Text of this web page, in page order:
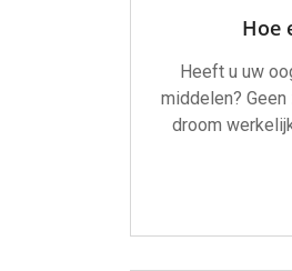
Hoe
Heeft u uw
middelen?
droom